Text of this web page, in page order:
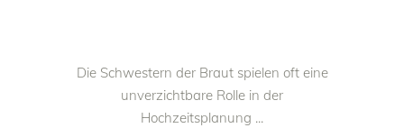
Die Schwestern der Braut spielen oft eine
unverzichtbare Rolle in der
Hochzeitsplanung